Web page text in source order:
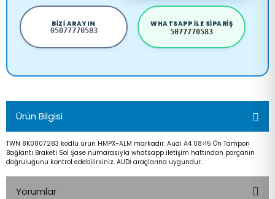
BIZI ARAYIN
05077770583
WHATSAPP ILE SIPARIŞ
5077770583
Ürün Bilgisi
TWN 8K0807283 kodlu ürün HMPX-ALM markadır. Audi A4 08>15 Ön Tampon
Bağlantı Braketi Sol Şase numarasıyla whatsapp iletişim hattından parçanın
doğruluğunu kontrol edebilirsiniz. AUDİ araçlarına uygundur.
Yorumlar